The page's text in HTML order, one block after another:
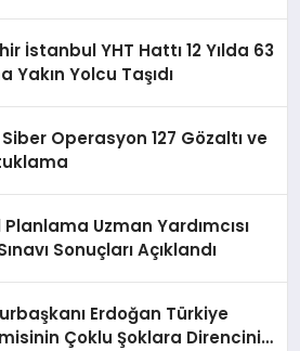
İstanbul YHT Hattı 12 Yılda 63
Yakın Yolcu Taşıdı
Siber Operasyon 127 Gözaltı ve
Planlama Uzman Yardımcısı
Sonuçları Açıklandı
Erdoğan Türkiye
Çoklu Şoklara Direncini